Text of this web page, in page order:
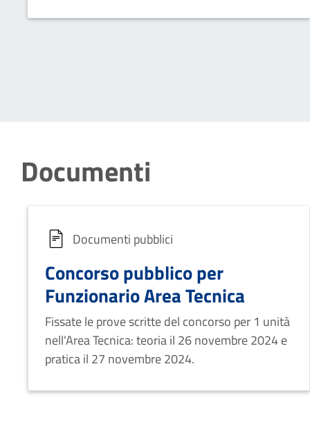
Documenti
Documenti pubblici
Concorso pubblico per
Funzionario Area Tecnica
Fissate le prove scritte del concorso per 1 unità
nell'Area Tecnica: teoria il 26 novembre 2024 e
pratica il 27 novembre 2024.